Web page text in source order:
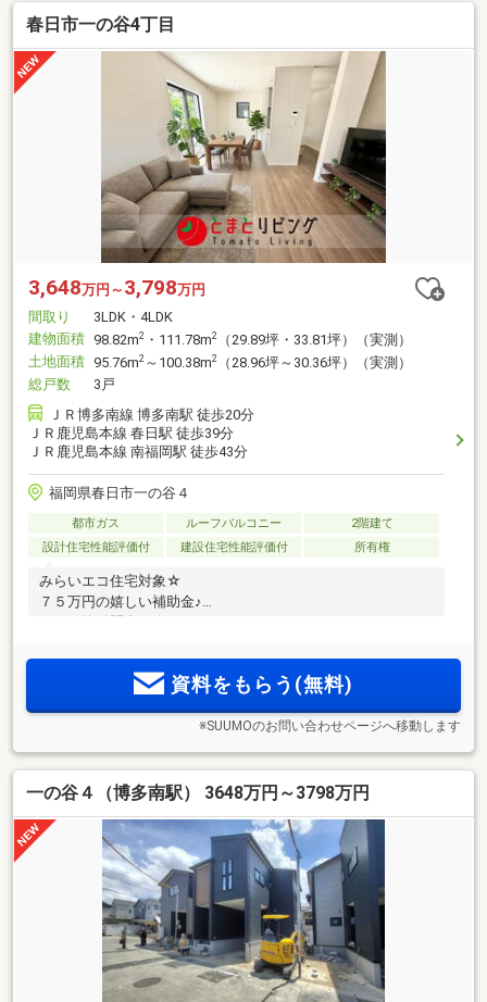
春日市一の谷4丁目
3,648万円～ 3,798万円
間取り
3LDK・4LDK
建物面積 98.82m2 ・111.78m2
（29.89坪・33.81坪）（実測）
土地面積 95.76m2 ～100.38m2
（28.96坪～30.36坪）（実測）
総戸数
3戸
ＪＲ博多南線 博多南駅 徒歩20分
ＪＲ鹿児島本線 春日駅 徒歩39分
ＪＲ鹿児島本線 南福岡駅 徒歩43分
福岡県春日市一の谷４
都市ガス ルーフバルコニー
2階建て
設計住宅性能評価付
建設住宅性能評価付 所有権
みらいエコ住宅対象☆
７５万円の嬉しい補助金♪
資料をもらう(無料)
※SUUMOのお問い合わせページへ移動します
一の谷４（博多南駅） 3648万円～3798万円